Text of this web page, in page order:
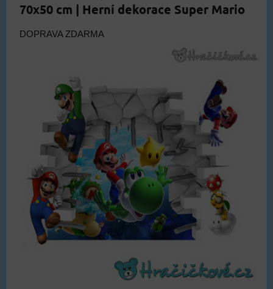
70x50 cm | Herní dekorace Super Mario
DOPRAVA ZDARMA